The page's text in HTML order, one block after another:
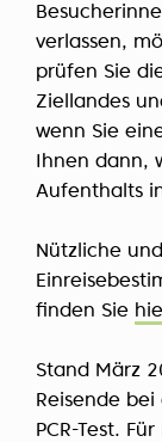
verlassen,
prüfen Sie
Ziellandes
wenn Sie
Ihnen dann,
Aufenthalts
Nützliche
finden Sie
Stand März
Reisende
PCR-Test.